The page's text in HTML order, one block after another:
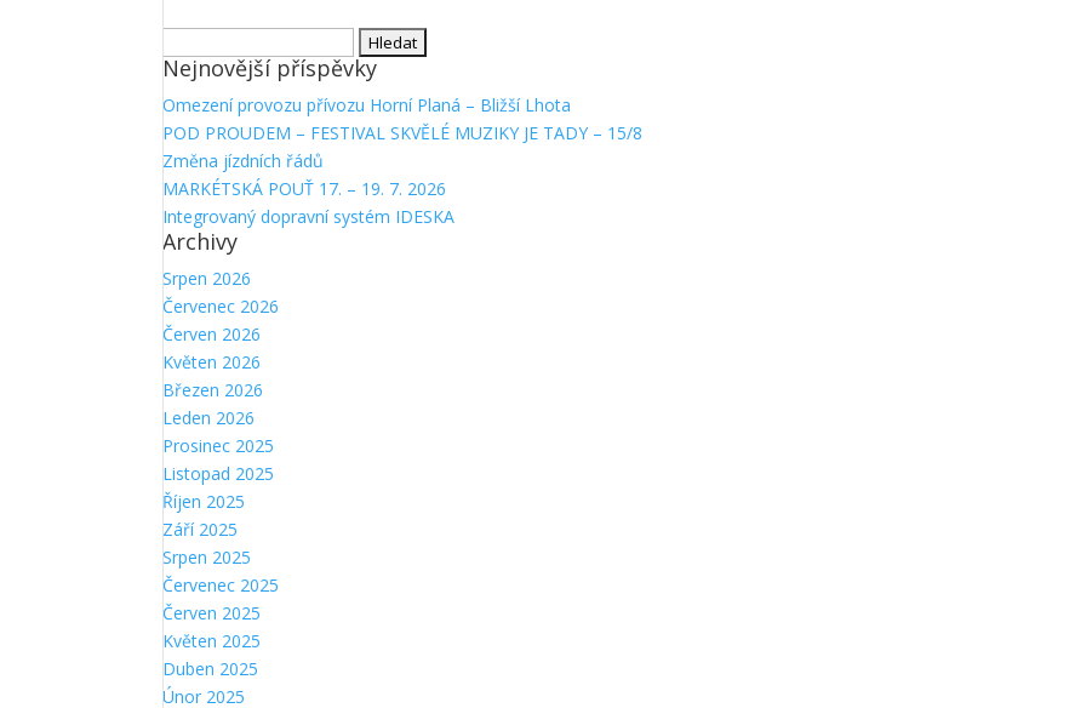
Nejnovější příspěvky
Omezení provozu přívozu Horní Planá – Bližší Lhota
POD PROUDEM – FESTIVAL SKVĚLÉ MUZIKY JE TADY – 15/8
Změna jízdních řádů
MARKÉTSKÁ POUŤ 17. – 19. 7. 2026
Integrovaný dopravní systém IDESKA
Archivy
Srpen 2026
Červenec 2026
Červen 2026
Květen 2026
Březen 2026
Leden 2026
Prosinec 2025
Listopad 2025
Říjen 2025
Září 2025
Srpen 2025
Červenec 2025
Červen 2025
Květen 2025
Duben 2025
Únor 2025